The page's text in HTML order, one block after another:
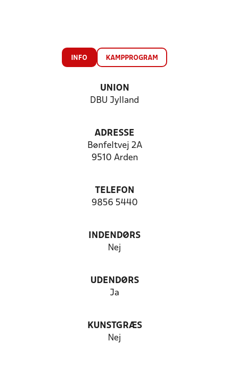
INFO KAMPPROGRAM
UNION
DBU Jylland
ADRESSE
Bønfeltvej 2A
9510 Arden
TELEFON
9856 5440
INDENDØRS
Nej
UDENDØRS
Ja
KUNSTGRÆS
Nej